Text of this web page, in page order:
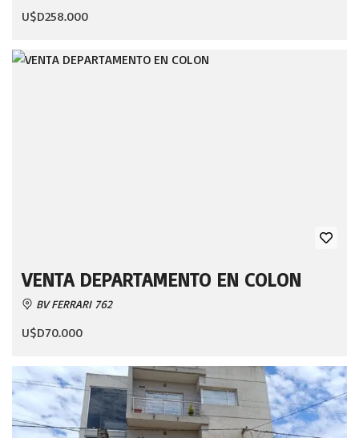
U$D258.000
VENTA DEPARTAMENTO EN COLON
BV FERRARI 762
U$D70.000